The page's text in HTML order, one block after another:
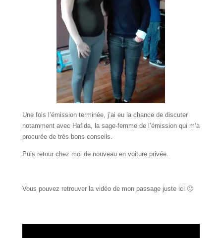
Une fois l’émission terminée, j’ai eu la chance de discuter
notamment avec Hafida, la sage-femme de l’émission qui m’a
procurée de très bons conseils.
Puis retour chez moi de nouveau en voiture privée.
Vous pouvez retrouver la vidéo de mon passage juste ici 🙂